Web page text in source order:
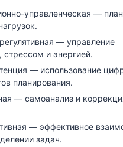
управленческая —
— управление
и энергией.
— использование
планирования.
— самоанализ и
— эффективное
задач.